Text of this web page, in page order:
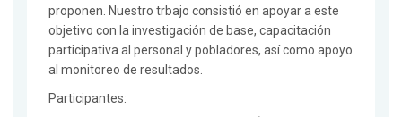
proponen. Nuestro trbajo consistió en apoyar a este
objetivo con la investigación de base, capacitación
participativa al personal y pobladores, así como apoyo
al monitoreo de resultados.
Participantes: